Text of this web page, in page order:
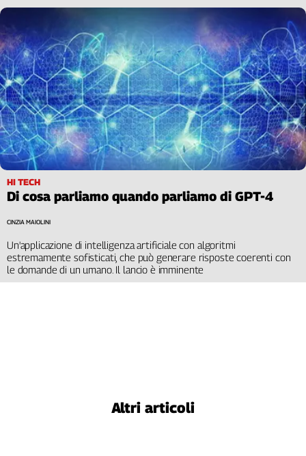
HI TECH
Di cosa parliamo quando parliamo di GPT-4
Un'applicazione di intelligenza artificiale con algoritmi
estremamente sofisticati, che può generare risposte coerenti con
le domande di un umano. Il lancio è imminente
CINZIA MAIOLINI
Altri articoli